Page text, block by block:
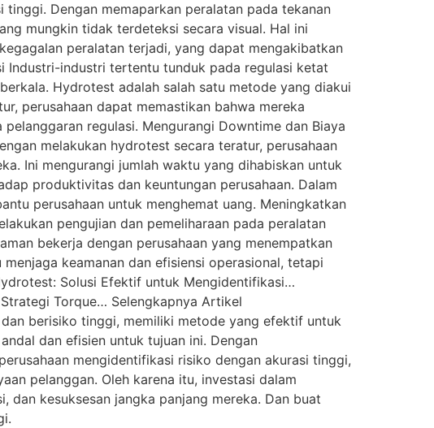
Dengan memaparkan peralatan pada tekanan
mungkin tidak terdeteksi secara visual. Hal ini
peralatan terjadi, yang dapat mengakibatkan
Industri-industri tertentu tunduk pada regulasi ketat
Hydrotest adalah salah satu metode yang diakui
perusahaan dapat memastikan bahwa mereka
regulasi. Mengurangi Downtime dan Biaya
melakukan hydrotest secara teratur, perusahaan
Ini mengurangi jumlah waktu yang dihabiskan untuk
produktivitas dan keuntungan perusahaan. Dalam
perusahaan untuk menghemat uang. Meningkatkan
pengujian dan pemeliharaan pada peralatan
bekerja dengan perusahaan yang menempatkan
keamanan dan efisiensi operasional, tetapi
Solusi Efektif untuk Mengidentifikasi…
Torque… Selengkapnya Artikel
berisiko tinggi, memiliki metode yang efektif untuk
dan efisien untuk tujuan ini. Dengan
mengidentifikasi risiko dengan akurasi tinggi,
pelanggan. Oleh karena itu, investasi dalam
dan kesuksesan jangka panjang mereka. Dan buat